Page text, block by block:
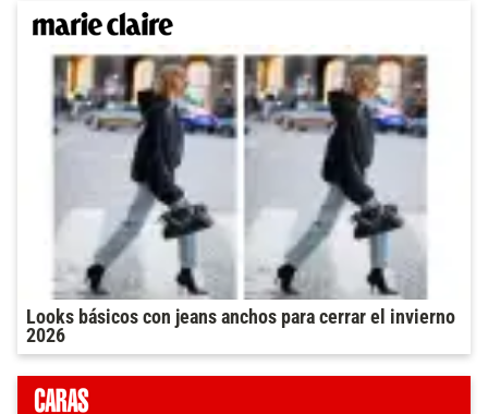
Looks básicos con jeans anchos para cerrar el invierno
2026